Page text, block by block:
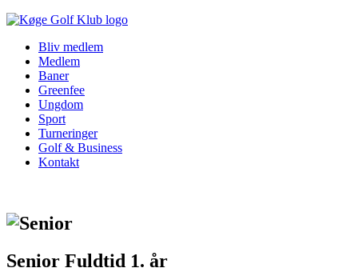
Bliv medlem
Medlem
Baner
Greenfee
Ungdom
Sport
Turneringer
Golf & Business
Kontakt
Senior Fuldtid 1. år